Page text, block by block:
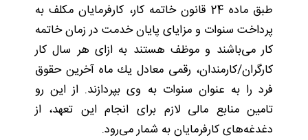
طبق ماده 24 قانون خاتمه‌ كار، کارفرمایان مکلف به
پرداخت سنوات و مزا‌یای پا‌یان خدمت در زمان خاتمه
كار می‌باشند و موظف هستند به ازای هر سال كار
كارگران/كارمندان، رقمی معادل ‌یك ماه آخر‌ین حقوق
فرد را به عنوان سنوات به وی بپردازند. از این رو
تامین منابع مالی لازم برای انجام این تعهد، از
دغدغه‌های کارفرمایان به شمار می‌رود.